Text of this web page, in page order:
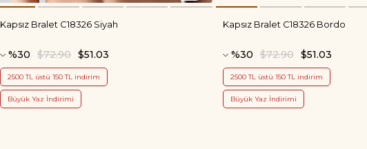
Kapsız Bralet C18326 Siyah
%30 $51.03
$72.90
2500 TL üstü 150 TL indirim
Büyük Yaz İndirimi
Kapsız Bralet C18326 Bordo
%30 $51.03
$72.90
2500 TL üstü 150 TL indirim
Büyük Yaz İndirimi